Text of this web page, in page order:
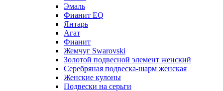
Эмаль
Фианит EQ
Янтарь
Агат
Фианит
Жемчуг Swarovski
Золотой подвесной элемент женcкий
Серебряная подвеска-шарм женская
Женские кулоны
Подвески на серьги